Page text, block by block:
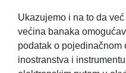
Ukazujemo i na to da
većina banaka
podatak o pojedinačnom
inostranstva i